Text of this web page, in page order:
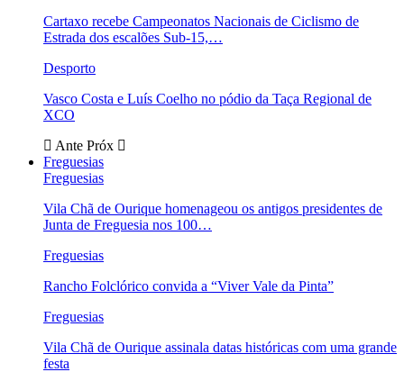
Cartaxo recebe Campeonatos Nacionais de Ciclismo de
Estrada dos escalões Sub-15,…
Desporto
Vasco Costa e Luís Coelho no pódio da Taça Regional de
XCO
Ante Próx
Freguesias
Freguesias
Vila Chã de Ourique homenageou os antigos presidentes de
Junta de Freguesia nos 100…
Freguesias
Rancho Folclórico convida a “Viver Vale da Pinta”
Freguesias
Vila Chã de Ourique assinala datas históricas com uma grande
festa